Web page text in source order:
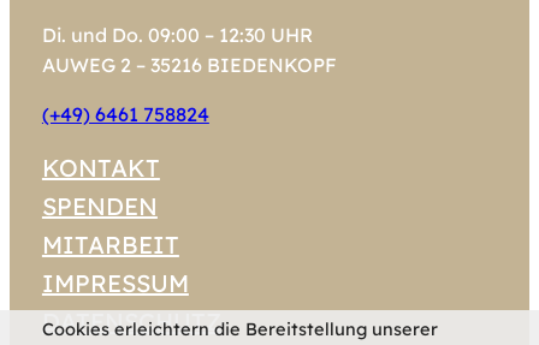
Di. und Do. 09:00 – 12:30 UHR
AUWEG 2 – 35216 BIEDENKOPF
(+49) 6461 758824
KONTAKT
SPENDEN
MITARBEIT
IMPRESSUM
DATENSCHUTZ
Cookies erleichtern die Bereitstellung unserer